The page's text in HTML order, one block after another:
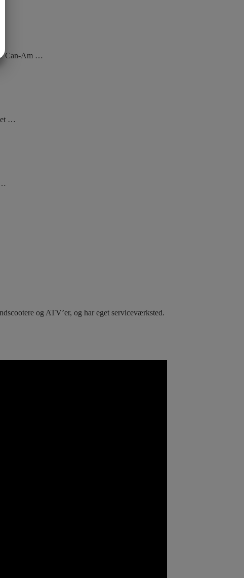
Can-Am …
…
og ATV’er, og har eget serviceværksted.